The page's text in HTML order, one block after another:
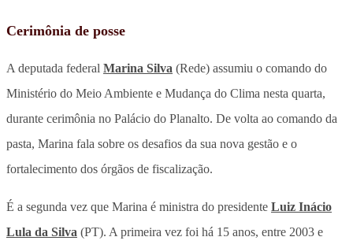
Cerimônia de posse
A deputada federal Marina Silva (Rede) assumiu o comando do
Ministério do Meio Ambiente e Mudança do Clima nesta quarta,
durante cerimônia no Palácio do Planalto. De volta ao comando da
pasta, Marina fala sobre os desafios da sua nova gestão e o
fortalecimento dos órgãos de fiscalização.
É a segunda vez que Marina é ministra do presidente Luiz Inácio
Lula da Silva (PT). A primeira vez foi há 15 anos, entre 2003 e